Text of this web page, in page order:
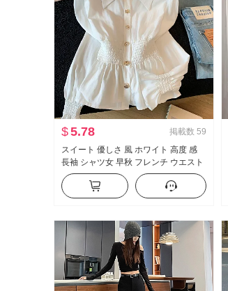
$5.78 掲載数 59
スイート 優しさ 風 ホワイト 高度 感
長袖 シャツ女 早秋 フレンチ ウエスト
シェイプ スリム効果 トップス